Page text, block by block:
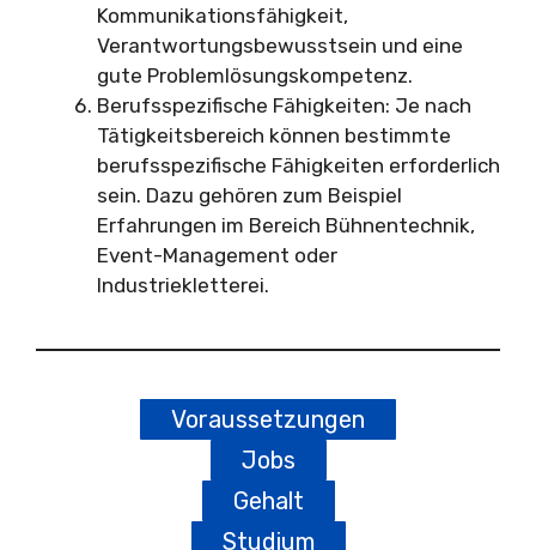
Kommunikationsfähigkeit,
Verantwortungsbewusstsein und eine
gute Problemlösungskompetenz.
Berufsspezifische Fähigkeiten: Je nach
Tätigkeitsbereich können bestimmte
berufsspezifische Fähigkeiten erforderlich
sein. Dazu gehören zum Beispiel
Erfahrungen im Bereich Bühnentechnik,
Event-Management oder
Industriekletterei.
Voraussetzungen
Jobs
Gehalt
Studium